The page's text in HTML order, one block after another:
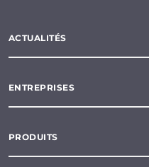
ACTUALITÉS
ENTREPRISES
PRODUITS